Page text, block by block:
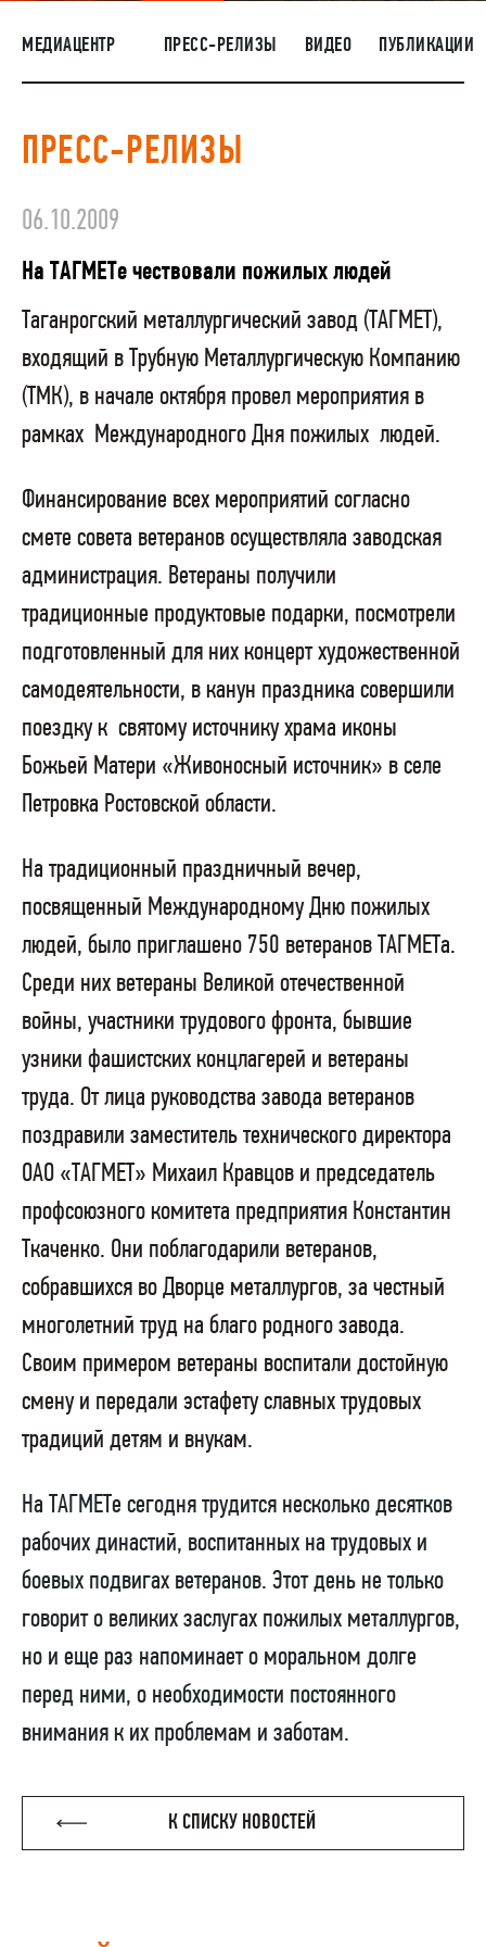
НАШИ ЛЮДИ
ОКРУЖАЮЩАЯ СРЕДА
ЗАКУПКИ
МЕДИАЦЕНТР ПРЕСС-РЕЛИЗЫ ВИДЕО ПУБЛИКАЦИИ
ПРЕСС-РЕЛИЗЫ
06.10.2009
На ТАГМЕТе чествовали пожилых людей
Таганрогский металлургический завод (ТАГМЕТ),
входящий в Трубную Металлургическую Компанию
(ТМК), в начале октября провел мероприятия в
рамках Международного Дня пожилых людей.
Финансирование всех мероприятий согласно
смете совета ветеранов осуществляла заводская
администрация. Ветераны получили
традиционные продуктовые подарки, посмотрели
подготовленный для них концерт художественной
самодеятельности, в канун праздника совершили
поездку к святому источнику храма иконы
Божьей Матери «Живоносный источник» в селе
Петровка Ростовской области.
На традиционный праздничный вечер,
посвященный Международному Дню пожилых
людей, было приглашено 750 ветеранов ТАГМЕТа.
Среди них ветераны Великой отечественной
войны, участники трудового фронта, бывшие
узники фашистских концлагерей и ветераны
труда. От лица руководства завода ветеранов
поздравили заместитель технического директора
ОАО «ТАГМЕТ» Михаил Кравцов и председатель
профсоюзного комитета предприятия Константин
Ткаченко. Они поблагодарили ветеранов,
собравшихся во Дворце металлургов, за честный
многолетний труд на благо родного завода.
Своим примером ветераны воспитали достойную
смену и передали эстафету славных трудовых
традиций детям и внукам.
На ТАГМЕТе сегодня трудится несколько десятков
рабочих династий, воспитанных на трудовых и
боевых подвигах ветеранов. Этот день не только
говорит о великих заслугах пожилых металлургов,
но и еще раз напоминает о моральном долге
перед ними, о необходимости постоянного
внимания к их проблемам и заботам.
К СПИСКУ НОВОСТЕЙ